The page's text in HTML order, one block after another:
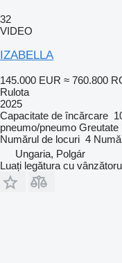
32
VIDEO
IZABELLA
145.000 EUR ≈ 760.800
Rulota
2025
Capacitate de încărcare
pneumo/pneumo Greutate
Numărul de locuri 4
Ungaria, Polgár
Luați legătura cu